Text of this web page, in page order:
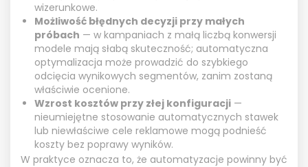
wizerunkowe.
Możliwość błędnych decyzji przy małych
próbach — w kampaniach z małą liczbą konwersji
modele mają słabą skuteczność; automatyczna
optymalizacja może prowadzić do szybkiego
odcięcia wynikowych segmentów, zanim zostaną
właściwie ocenione.
Wzrost kosztów przy złej konfiguracji —
nieumiejętne stosowanie automatycznych stawek
lub niewłaściwe cele reklamowe mogą podnieść
koszty bez poprawy wyników.
W praktyce oznacza to, że automatyzacje powinny być